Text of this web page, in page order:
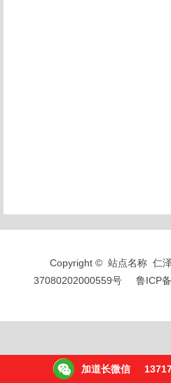
Copyright © 站点名称 仁
37080202000559号 鲁ICP
加道长微信